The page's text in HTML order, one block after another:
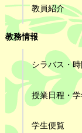
教員紹介
教務情報
シラバス・時
授業日程・
学生便覧